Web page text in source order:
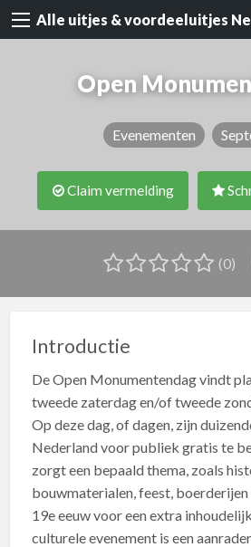
Alle uitjes & voordeeluitjes
Open
Evenementen
Claim vermelding
(0)
Introductie
De Open Monumentendag vindt
tweede zaterdag en/of tweede
Op deze dag, of dagen, zijn
Nederland voor publiek gratis te
zorgt een bepaald thema, zoals
bouwmaterialen, feest, boerderijen
19e eeuw voor een extra
culturele evenement is een